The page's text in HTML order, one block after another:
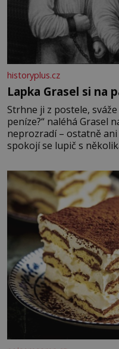
historyplus.cz
Lapka Grasel si na
Strhne ji z postele,
peníze?“ naléhá Grasel
neprozradí – ostatně
spokojí se lupič s
krutý. Jeho činy budí